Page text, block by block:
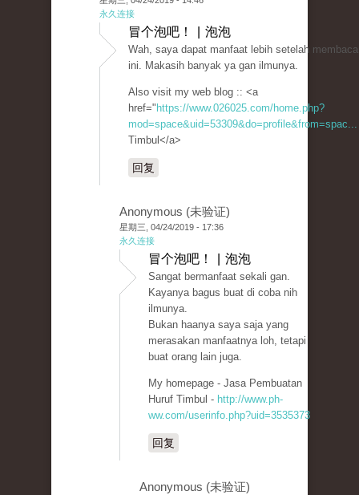
永久连接
冒个泡吧！ | 泡泡
Wah, saya dapat manfaat lebih setelah
ini. Makasih banyak ya gan ilmunya.
Also visit my web blog :: <a
href=" https://www.026025.com/home.php?
mod=space&uid=53309&do=profile&from=spac...
Timbul</a>
回复
Anonymous (未验证)
星期三, 04/24/2019 - 17:36
永久连接
冒个泡吧！ | 泡泡
Sangat bermanfaat sekali gan.
Kayanya bagus buat di coba nih
ilmunya.
Bukan haanya saya saja yang
merasakan manfaatnya loh, tetapi
buat orang lain juga.
My homepage - Jasa Pembuatan
Huruf Timbul - http://www.ph-
ww.com/userinfo.php?uid=3535373
回复
Anonymous (未验证)